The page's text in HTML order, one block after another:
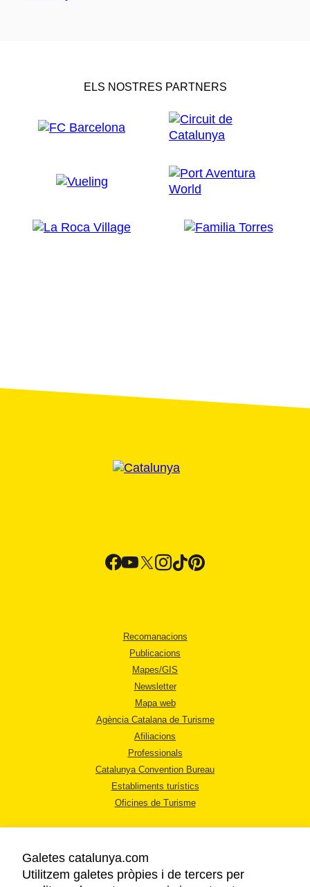
ELS NOSTRES PARTNERS
Recomanacions
Publicacions
Mapes/GIS
Newsletter
Mapa web
Agència Catalana de Turisme
Afiliacions
Professionals
Catalunya Convention Bureau
Establiments turístics
Oficines de Turisme
Galetes catalunya.com
Utilitzem galetes pròpies i de tercers per